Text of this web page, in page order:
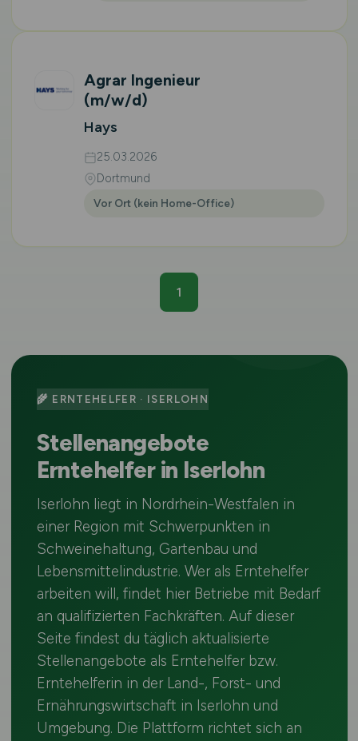
Agrar Ingenieur
(m/w/d)
Hays
25.03.2026
Dortmund
Vor Ort (kein Home-Office)
1
🌾 ERNTEHELFER · ISERLOHN
Stellenangebote
Erntehelfer in Iserlohn
Iserlohn liegt in Nordrhein-Westfalen in
einer Region mit Schwerpunkten in
Schweinehaltung, Gartenbau und
Lebensmittelindustrie. Wer als Erntehelfer
arbeiten will, findet hier Betriebe mit Bedarf
an qualifizierten Fachkräften. Auf dieser
Seite findest du täglich aktualisierte
Stellenangebote als Erntehelfer bzw.
Erntehelferin in der Land-, Forst- und
Ernährungswirtschaft in Iserlohn und
Umgebung. Die Plattform richtet sich an